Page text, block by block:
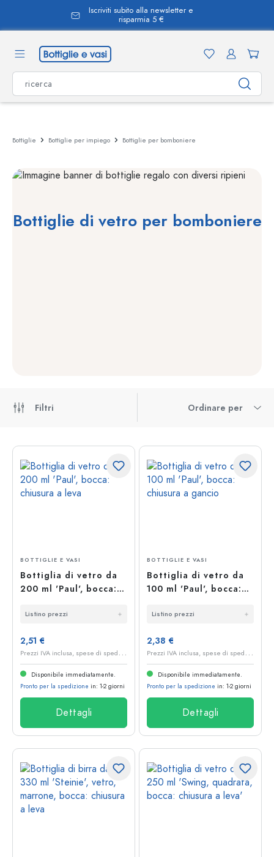
Aiuto e contatto
Bottiglie Bottiglie per impiego Bottiglie per bomboniere
Bottiglie di vetro per bomboniere
Filtri Ordinare per
BOTTIGLIE E VASI
Bottiglia di vetro da
200 ml 'Paul', bocca:
Listino prezzi
2,51 €
P
rezzi IVA inclusa, spese di spedizione escluse
Disponibile immediatamente.
Pronto per la spedizione in: 1-2 giorni
Dettagli
BOTTIGLIE E VASI
Bottiglia di vetro da
100 ml 'Paul', bocca:
Listino prezzi
2,38 €
P
rezzi IVA inclusa, spese di spedizione escluse
Disponibile immediatamente.
Pronto per la spedizione in: 1-2 giorni
Dettagli